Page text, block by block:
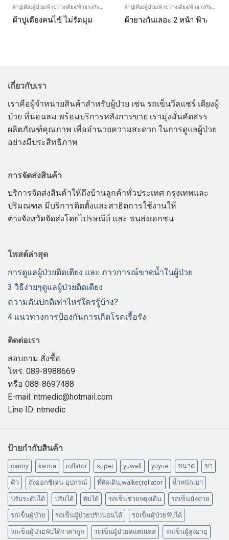
ผ้าปูเตียงผู้ป่วย/ผ้าขวางเตียง/ผ้ายางกันเลอะ/ผ้ายกตัวผู้ป่วย
ผ้าปูเตียงคนไข้ ไม่รัดมุม + ปลอกหมอน เขียวอ่อน (ผ้าฝ้าย)
ผ้าปูเตียงผู้ป่วย/ผ้าขวางเตียง/ผ้ายางกันเลอะ/ผ้ายกตัวผู้ป่วย
ผ้ายางกันเลอะ 2 หน้า ฟ้า/ชมพู
เกี่ยวกับเรา
เราคือผู้จำหน่ายสินค้าสำหรับผู้ป่วย เช่น รถเข็นวีลแชร์ เตียงผู้
ป่วย ที่นอนลม พร้อมบริการหลังการขาย เรามุ่งมั่นคัดสรร
ผลิตภัณฑ์คุณภาพ เพื่ออำนวยความสะดวก ในการดูแลผู้ป่วย
อย่างมีประสิทธิภาพ
การจัดส่งสินค้า
บริการจัดส่งสินค้าให้ถึงบ้านลูกค้าทั่วประเทศ กรุงเทพและ
ปริมณฑล มีบริการติดตั้งและสาธิตการใช้งานให้
ต่างจังหวัดจัดส่งโดยไปรษณีย์ และ ขนส่งเอกชน
โพสต์ล่าสุด
การดูแลผู้ป่วยติดเตียง และ ภาวการณ์ขาดน้ำในผู้ป่วย
3 วิธีง่ายๆดูแลผู้ป่วยติดเตียง
ความดันปกติเท่าไหร่ใครรู้บ้าง?
4 เเนวทางการป้องกันการเกิดโรคเรื้อรัง
ติดต่อเรา
สอบถาม สั่งซื้อ
โทร. 089-8988669
หรือ 088-8697488
E-mail: ntmedic@hotmail.com
Line ID: ntmedic
ป้ายกำกับสินค้า
camry karma rollator super yuwell yuyue ขนาด ขา
คิว ถังออกซิเจน-อุปกรณ์ ที่หัดเดิน,walker,rollator น้ำหนักเบา
ปรับระดับได้ ปรับได้ พับได้ รถเข็นช่วยพยุงเดิน รถเข็นนั่งถ่าย
รถเข็นผู้ป่วย รถเข็นผู้ป่วยปรับนอนได้ รถเข็นผู้ป่วยพับได้
รถเข็นผู้ป่วยพับได้ราคาถูก รถเข็นผู้ป่วยสแตนเลส รถเข็นผู้สูงอายุ